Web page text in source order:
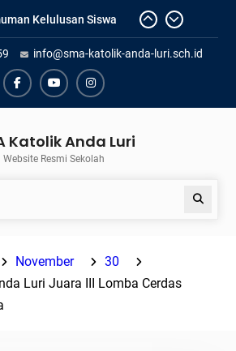
Kelulusan Siswa
SMAK Anda Luri
Pengurus Osis SMAK
Sumatif Akhir Tahun
info@sma-katolik-anda-luri.sch.id
FacebookYoutubeInstagram
Katolik Anda Luri
Website Resmi Sekolah
Search
November
30
Luri Juara III Lomba Cerdas